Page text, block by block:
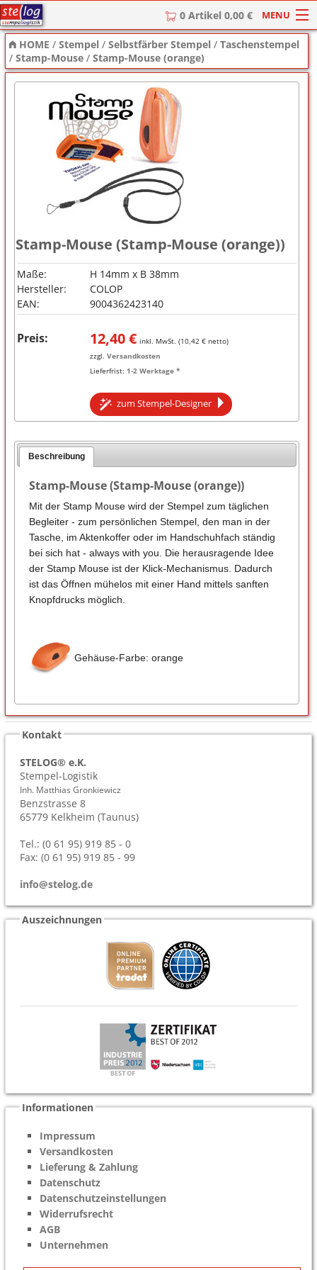
0 Artikel 0,00 € MENU
HOME
Stempel
Stempel-Textplatten
Stempelzubehör
HOME /Stempel /Selbstfärber Stempel /Taschenstempel
/Stamp-Mouse /Stamp-Mouse (orange)
Stamp-Mouse (Stamp-Mouse (orange))
Maße:
H 14mm x B 38mm
Hersteller:
COLOP
EAN:
9004362423140
Preis: 12,40€ inkl. MwSt. (10,42€ netto)
zzgl. Versandkosten
Lieferfrist: 1-2 Werktage *
zum Stempel-Designer
Beschreibung
Stamp-Mouse (Stamp-Mouse (orange))
Mit der Stamp Mouse wird der Stempel zum täglichen
Begleiter - zum persönlichen Stempel, den man in der
Tasche, im Aktenkoffer oder im Handschuhfach ständig
bei sich hat - always with you. Die herausragende Idee
der Stamp Mouse ist der Klick-Mechanismus. Dadurch
ist das Öffnen mühelos mit einer Hand mittels sanften
Knopfdrucks möglich.
Gehäuse-Farbe: orange
Kontakt
STELOG® e.K.
Stempel-Logistik
Inh. Matthias Gronkiewicz
Benzstrasse 8
65779 Kelkheim (Taunus)
Tel.: (0 61 95) 919 85 - 0
Fax: (0 61 95) 919 85 - 99
info@stelog.de
Auszeichnungen
Informationen
Impressum
Versandkosten
Lieferung & Zahlung
Datenschutz
Datenschutzeinstellungen
Widerrufsrecht
AGB
Unternehmen